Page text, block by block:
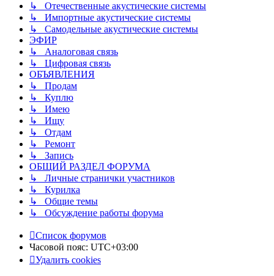
↳ Отечественные акустические системы
↳ Импортные акустические системы
↳ Самодельные акустические системы
ЭФИР
↳ Аналоговая связь
↳ Цифровая связь
ОБЪЯВЛЕНИЯ
↳ Продам
↳ Куплю
↳ Имею
↳ Ищу
↳ Отдам
↳ Ремонт
↳ Запись
ОБЩИЙ РАЗДЕЛ ФОРУМА
↳ Личные странички участников
↳ Курилка
↳ Общие темы
↳ Обсуждение работы форума
Список форумов
Часовой пояс: UTC+03:00
Удалить cookies